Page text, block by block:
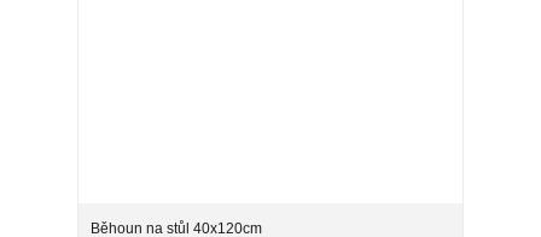
Běhoun na stůl 40x120cm